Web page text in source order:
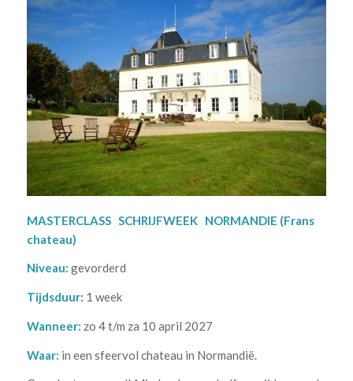
MASTERCLASS SCHRIJFWEEK NORMANDIE (Frans
chateau)
Niveau: gevorderd
Tijdsduur: 1 week
Wanneer: zo 4 t/m za 10 april 2027
Waar: in een sfeervol chateau in Normandië.